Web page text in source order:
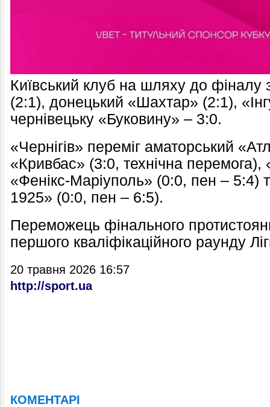
Київський клуб на шляху до фіналу
(2:1), донецький «Шахтар» (2:1),
чернівецьку «Буковину» – 3:0.
«Чернігів» переміг аматорський
«Кривбас» (3:0, технічна
«Фенікс-Маріуполь» (0:0, пен – 5:4)
1925» (0:0, пен – 6:5).
Переможець фінального
першого кваліфікаційного раунду
20 травня 2026 16:57
http://sport.ua
КОМЕНТАРІ